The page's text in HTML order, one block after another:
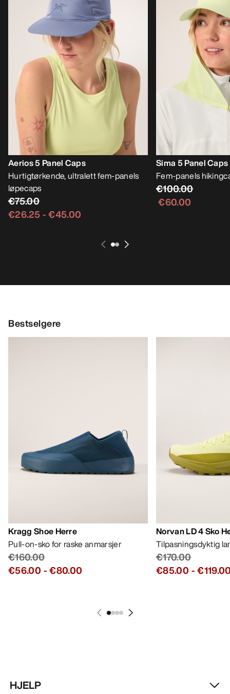
Aerios 5 Panel Caps
Hurtigtørkende, ultralett fem-panels
løpecaps
€75.00
€26.25-€45.00
Sima 5 Panel Caps
Fem-panels
€100.00
€60.00
Bestselgere
Kragg Shoe Herre
Pull-on-sko for raske anmarsjer
€160.00
€56.00 -€80.00
Norvan LD 4 Sko
Tilpasningsdyktig
€170.00
€85.00 -
HJELP